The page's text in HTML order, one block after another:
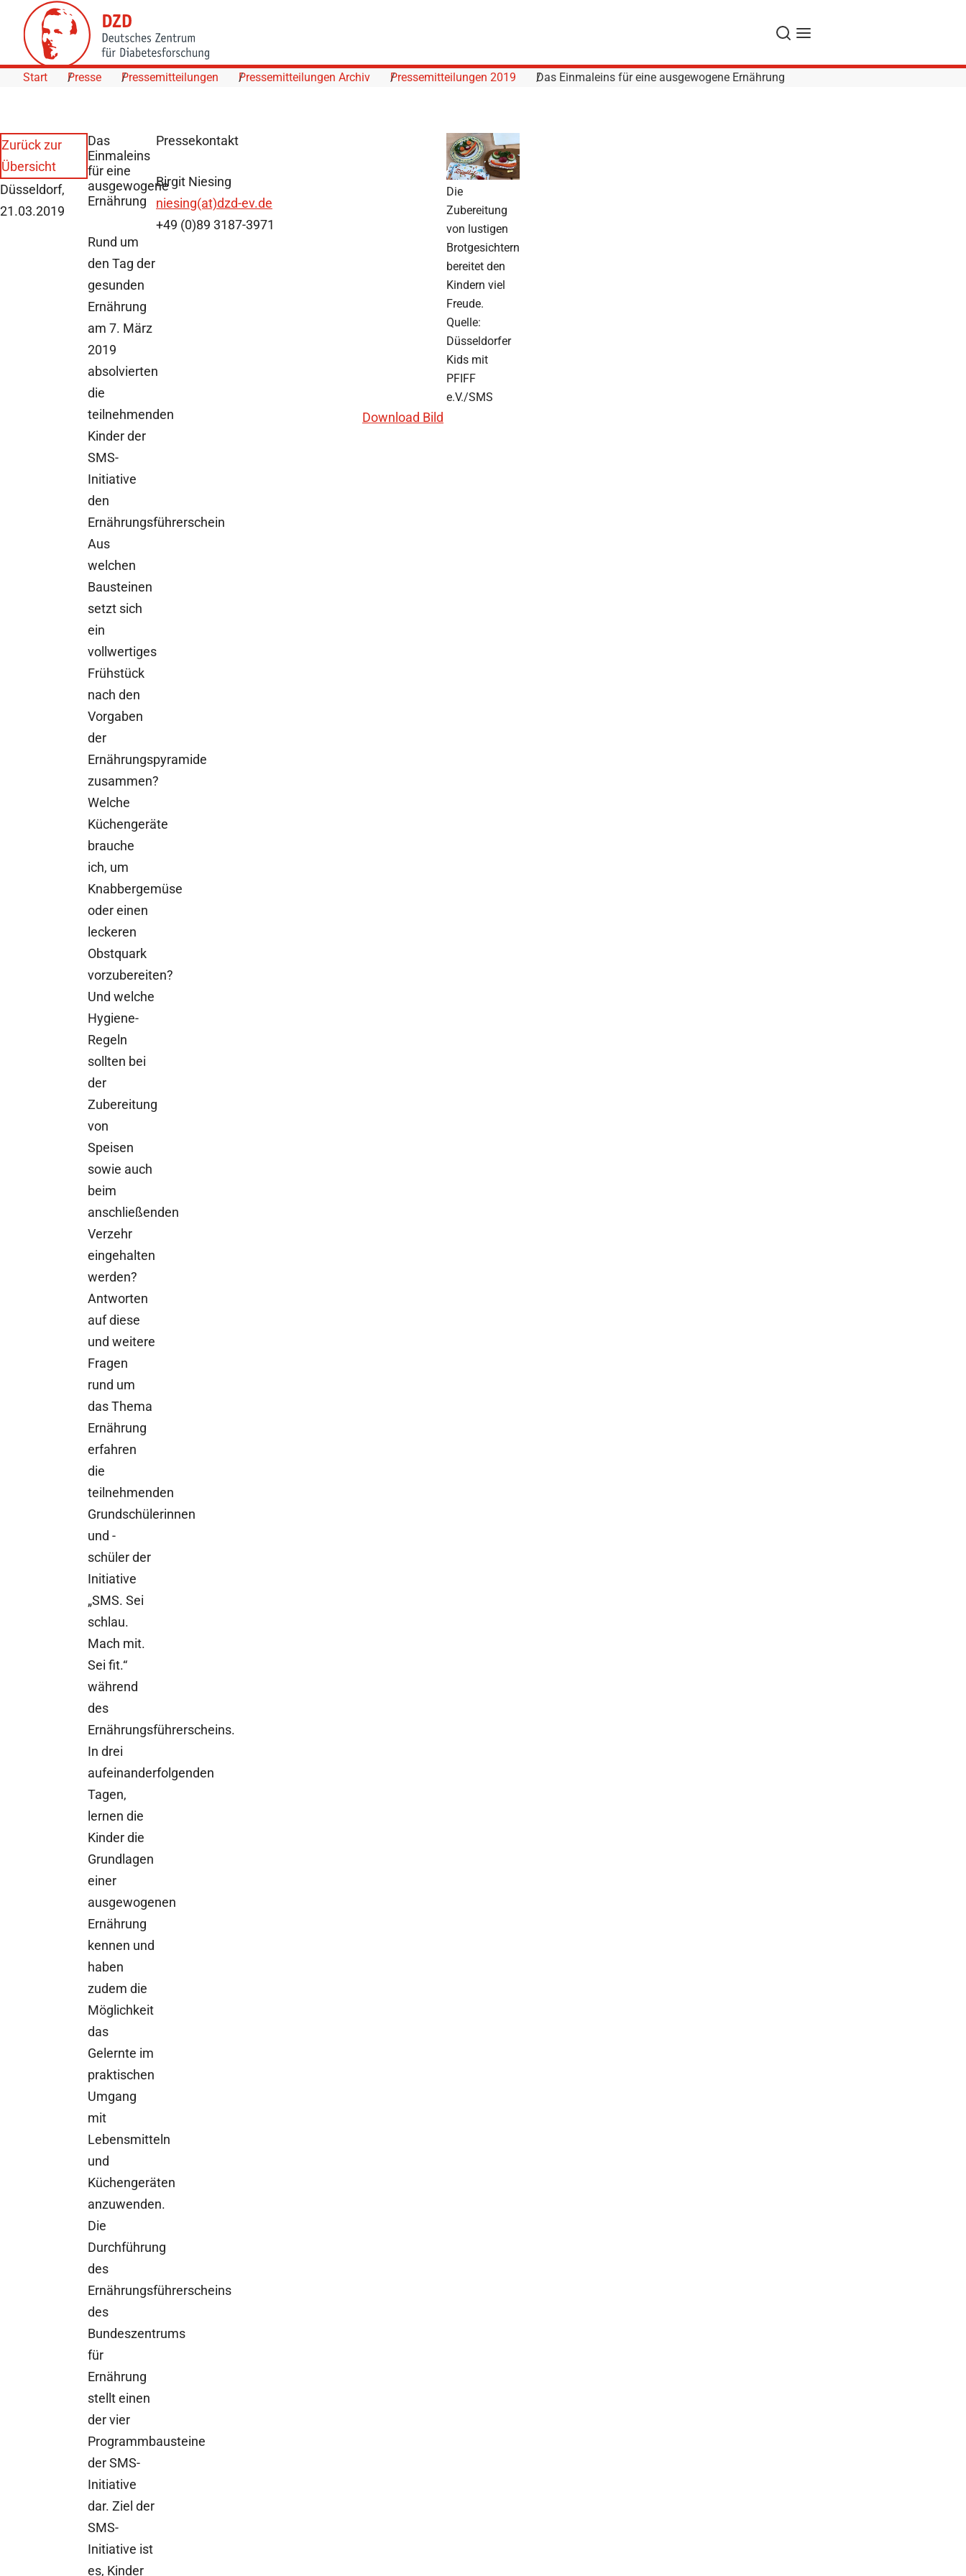
Skip to Content
SucheNavigation
Start Presse Pressemitteilungen Pressemitteilungen Archiv Pressemitteilungen 2019 Das Einmaleins für eine ausgewogene Ernährung
Zurück zur
Übersicht
Düsseldorf,
21.03.2019
Das
Einmaleins
für eine
ausgewogene
Ernährung
Rund um
den Tag der
gesunden
Ernährung
am 7. März
2019
absolvierten
die
teilnehmenden
Kinder der
SMS-
Initiative
den
Ernährungsführerschein
Aus
welchen
Bausteinen
setzt sich
ein
vollwertiges
Frühstück
nach den
Vorgaben
der
Ernährungspyramide
zusammen?
Welche
Küchengeräte
brauche
ich, um
Knabbergemüse
oder einen
leckeren
Obstquark
vorzubereiten?
Und welche
Hygiene-
Regeln
sollten bei
der
Zubereitung
von
Speisen
sowie auch
beim
anschließenden
Verzehr
eingehalten
werden?
Antworten
auf diese
und weitere
Fragen
rund um
das Thema
Ernährung
erfahren
die
teilnehmenden
Grundschülerinnen
und -
schüler der
Initiative
„SMS. Sei
schlau.
Mach mit.
Sei fit.“
während
des
Ernährungsführerscheins.
In drei
aufeinanderfolgenden
Tagen,
lernen die
Kinder die
Grundlagen
einer
ausgewogenen
Ernährung
kennen und
haben
zudem die
Möglichkeit
das
Gelernte im
praktischen
Umgang
mit
Lebensmitteln
und
Küchengeräten
anzuwenden.
Die
Durchführung
des
Ernährungsführerscheins
des
Bundeszentrums
für
Ernährung
stellt einen
der vier
Programmbausteine
der SMS-
Initiative
dar. Ziel der
SMS-
Initiative ist
es, Kinder
Pressekontakt
Birgit Niesing
niesing(at)dzd-ev.de
+49 (0)89 3187-3971
Download Bild
Die
Zubereitung
von lustigen
Brotgesichtern
bereitet den
Kindern viel
Freude.
Quelle:
Düsseldorfer
Kids mit
PFIFF
e.V./SMS